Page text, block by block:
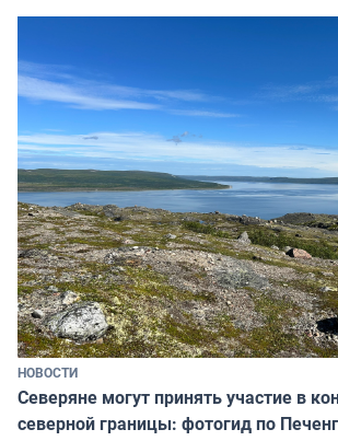
НОВОСТИ
Северяне могут принять участие в
северной границы: фотогид по